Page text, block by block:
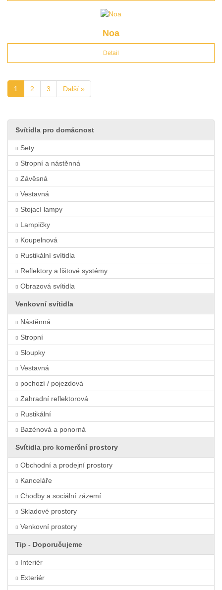
Noa
Detail
1 2 3 Další »
Svítidla pro domácnost
Sety
Stropní a nástěnná
Závěsná
Vestavná
Stojací lampy
Lampičky
Koupelnová
Rustikální svítidla
Reflektory a lištové systémy
Obrazová svítidla
Venkovní svítidla
Nástěnná
Stropní
Sloupky
Vestavná
pochozí / pojezdová
Zahradní reflektorová
Rustikální
Bazénová a ponorná
Svítidla pro komerční prostory
Obchodní a prodejní prostory
Kanceláře
Chodby a sociální zázemí
Skladové prostory
Venkovní prostory
Tip - Doporučujeme
Interiér
Exteriér